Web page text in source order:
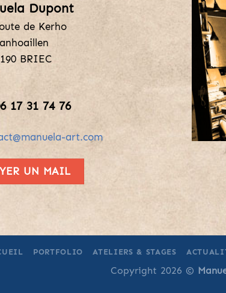
Dupont
de Kerho
BRIEC
17 31 74 76
art.com
UN MAIL
PORTFOLIO ATELIERS & STAGES
Copyright 2026 ©